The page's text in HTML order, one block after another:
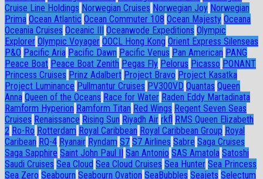
Cruise Line Holdings Norwegian Cruises Norwegian Joy Norwegian
Prima Ocean Atlantic Ocean Commuter 108 Ocean Majesty Oceana
Oceania Cruises Oceanic III Oceanwode Expeditions Olympic
Explorer Olympic Voyager OOCL Hong Kong Orient Express Silenseas
P&O Pacific Aria Pacific Dawn Pacific Venus Pan American PANG
Peace Boat Peace Boat Zenith Pegas Fly Pelorus Picasso PONANT
Princess Cruises Prinz Adalbert Project Bravo Project Kasatka
Project Luminance Pullmantur Cruises PV300VD Quantas Queen
Anna Queen of the Oceans Race for Water Raden Eddy Martadinata
Ramform Hyperion Ramform Titan Red Wings Regent Seven Seas
Cruises Renaissance Rising Sun Riyadh Air rkfl RMS Queen Elizabeth
2 Ro-Ro Rotterdam Royal Caribbean Royal Caribbean Group Royal
Caribean RQ-4 Ryanair Ryndam S7 S7 Airlines Sabre Saga Cruises
Saga Sapphire Saint John Paul II San Antonio SAS Amatola Satoshi
Saudi Cruises Sea Cloud Sea Cloud Cruises Sea Hunter Sea Princess
Sea Zero Seabourn Seabourn Ovation SeaBubbles Seajets Selectum